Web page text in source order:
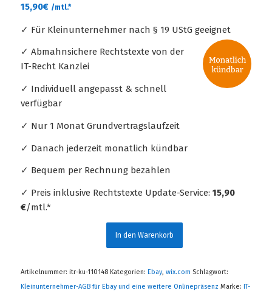
15,90€ /mtl.*
✓ Für Kleinunternehmer nach § 19 UStG geeignet
✓ Abmahnsichere Rechtstexte von der
IT-Recht Kanzlei
✓ Individuell angepasst & schnell
verfügbar
✓ Nur 1 Monat Grundvertragslaufzeit
✓ Danach jederzeit monatlich kündbar
✓ Bequem per Rechnung bezahlen
✓ Preis inklusive Rechtstexte Update-Service: 15,90
€/mtl.*
In den Warenkorb
Artikelnummer: itr-ku-110148 Kategorien: Ebay, wix.com Schlagwort:
Kleinunternehmer-AGB für Ebay und eine weitere Onlinepräsenz Marke: IT-